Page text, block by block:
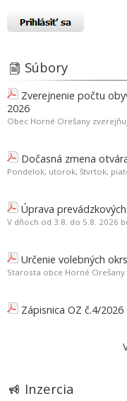
Súbory
Zverejnenie počtu
2026
Obec Horné Orešany
Dočasná zmena
Pondelok, utorok, štvrtok,
Úprava
V dňoch od 3.8. do 5.8. 2026
Určenie volebných
Starosta obce Horné Orešany
Zápisnica OZ č.4/
Inzercia